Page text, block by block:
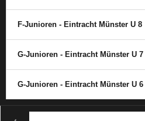
F-Junioren - Eintracht Münster U 8
G-Junioren - Eintracht Münster U 7
G-Junioren - Eintracht Münster U 6
ANZEIGE